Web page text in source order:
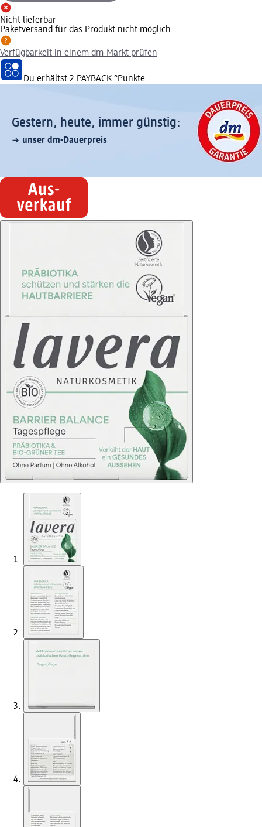
Nicht lieferbar
Paketversand für das Produkt nicht möglich
Verfügbarkeit in einem dm-Markt prüfen
Du erhältst 2 PAYBACK °Punkte
Gestern, heute, immer günstig:
unser dm-Dauerpreis